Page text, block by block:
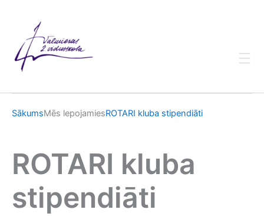
SākumsMēs lepojamiesROTARI kluba stipendiāti
ROTARI kluba
stipendiāti